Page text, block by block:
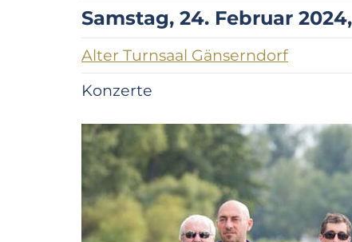
Samstag, 24. Februar
Alter Turnsaal Gänserndorf
Konzerte